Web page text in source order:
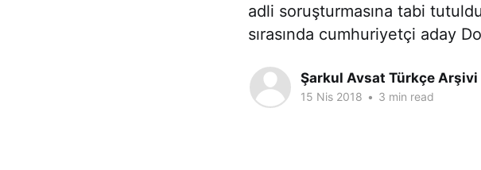
adli soruşturmasına tabi
sırasında cumhuriyetçi aday
Şarkul Avsat Türkçe Arşivi
15 Nis 2018 • 3 min read